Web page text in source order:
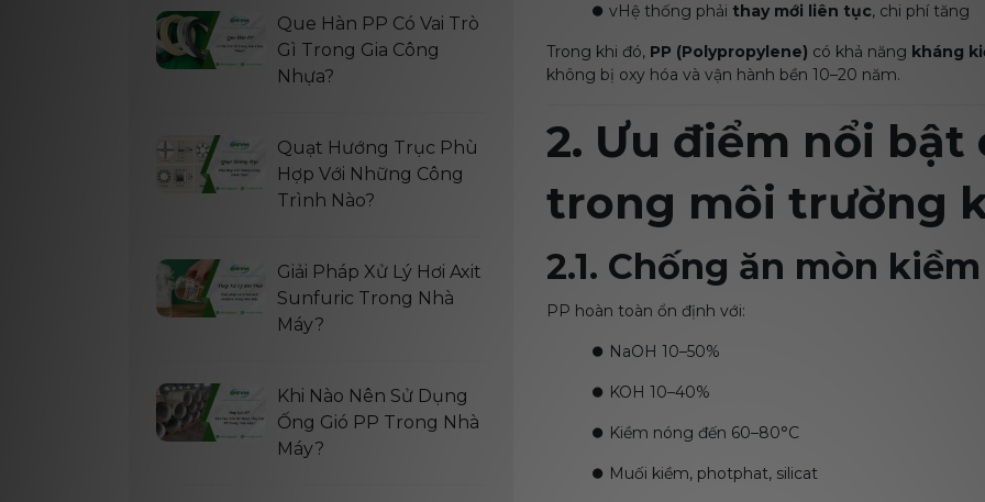
⏺️ vHệ thống phải thay mới liên tục, chi phí tăng
Trong khi đó, PP (Polypropylene) có khả năng kháng
không bị oxy hóa và vận hành bền 10–20 năm.
2. Ưu điểm nổi bật
trong môi trường
2.1. Chống ăn mòn
PP hoàn toàn ổn định với:
⏺️ NaOH 10–50%
⏺️ KOH 10–40%
⏺️ Kiềm nóng đến 60–80°C
⏺️ Muối kiềm, photphat, silicat
Que Hàn PP Có Vai Trò
Gì Trong Gia Công
Nhựa?
Quạt Hướng Trục Phù
Hợp Với Những Công
Trình Nào?
Giải Pháp Xử Lý Hơi Axit
Sunfuric Trong Nhà
Máy?
Khi Nào Nên Sử Dụng
Ống Gió PP Trong Nhà
Máy?